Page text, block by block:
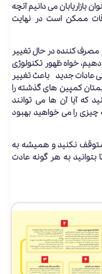
بازاریابان می دانیم آنچه
ممکن است در نهایت
کننده در حال تغییر
دهیم، خواه ظهور تکنولوژی
عادات جدید باعث تغییر
کمپین های گذشته را
که آیا آن ها می توانند
را می خواهید بهبود
نکنید و همیشه به
بتوانید به هر گونه عادت